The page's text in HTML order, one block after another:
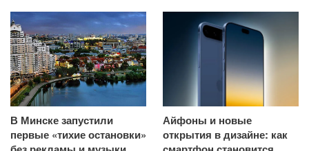
В Минске запустили
первые «тихие остановки»
Айфоны и новые
открытия в дизайне: как